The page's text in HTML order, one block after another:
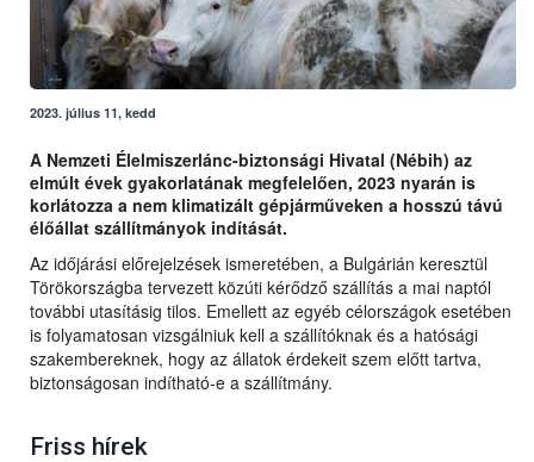
2023. július 11, kedd
A Nemzeti Élelmiszerlánc-biztonsági Hivatal (Nébih) az
elmúlt évek gyakorlatának megfelelően, 2023 nyarán is
korlátozza a nem klimatizált gépjárműveken a hosszú távú
élőállat szállítmányok indítását.
Az időjárási előrejelzések ismeretében, a Bulgárián keresztül
Törökországba tervezett közúti kérődző szállítás a mai naptól
további utasításig tilos. Emellett az egyéb célországok esetében
is folyamatosan vizsgálniuk kell a szállítóknak és a hatósági
szakembereknek, hogy az állatok érdekeit szem előtt tartva,
biztonságosan indítható-e a szállítmány.
Friss hírek